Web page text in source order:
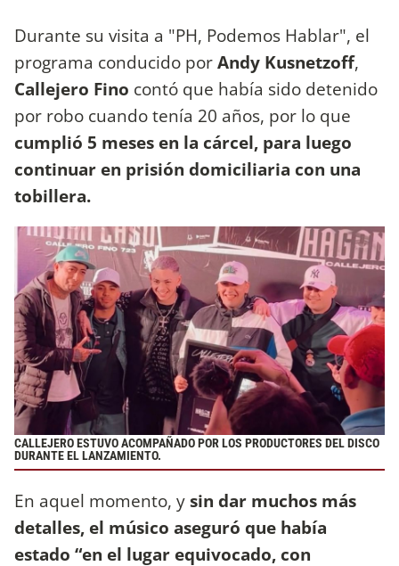
Durante su visita a "PH, Podemos Hablar", el
programa conducido porAndy Kusnetzoff,
Callejero Fino contó que había sido detenido
por robo cuando tenía 20 años, por lo que
cumplió 5 meses en la cárcel, para luego
continuar en prisión domiciliaria con una
tobillera.
CALLEJERO ESTUVO ACOMPAÑADO POR LOS PRODUCTORES DEL DISCO
DURANTE EL LANZAMIENTO.
En aquel momento, ysin dar muchos más
detalles, el músico aseguró que había
estado “en el lugar equivocado, con